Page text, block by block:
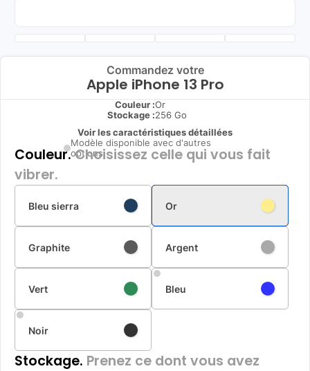
Commandez votre
Apple iPhone 13 Pro
Couleur :Or
Stockage :256 Go
Voir les caractéristiques détaillées
Modèle disponible avec d'autres
options
Couleur.Choisissez celle qui vous fait
vibrer.
Bleu sierra Or
Graphite Argent
Vert Bleu
Noir
Stockage. Prenez ce dont vous avez